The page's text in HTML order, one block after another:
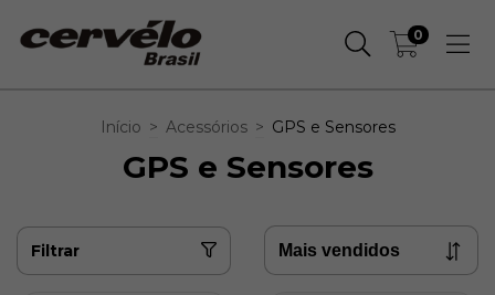
0
Início > Acessórios > GPS e Sensores
GPS e Sensores
Filtrar